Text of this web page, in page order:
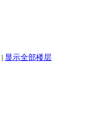
| 显示全部楼层